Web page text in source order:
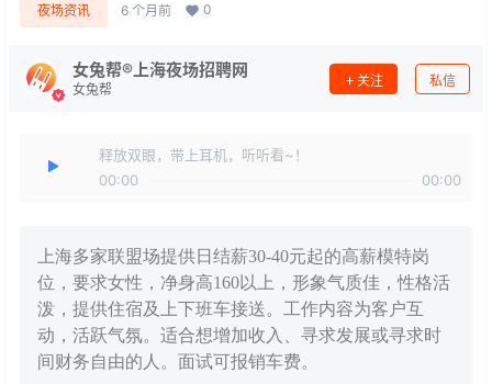
夜场资讯 6 个月前 0
女兔帮®上海夜场招聘网
女兔帮
关注 私信
释放双眼，带上耳机，听听看~！
00:00
00:00
上海多家联盟场提供日结薪30-40元起的高薪模特岗
位，要求女性，净身高160以上，形象气质佳，性格活
泼，提供住宿及上下班车接送。工作内容为客户互
动，活跃气氛。适合想增加收入、寻求发展或寻求时
间财务自由的人。面试可报销车费。